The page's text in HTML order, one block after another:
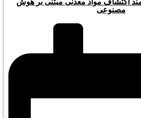
اکتشاف مواد معدنی مبتنی بر هوش
مصنوعی